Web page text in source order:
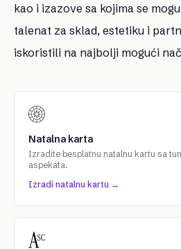
kao i izazove sa kojima se
talenat za sklad, estetiku i
iskoristili na najbolji mogući
Natalna karta
Izradite besplatnu natalnu kartu sa
aspekata.
Izradi natalnu kartu →